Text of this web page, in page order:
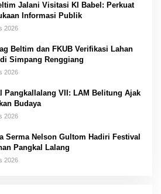
Jalani Visitasi KI Babel: Perkuat
Informasi Publik
2026
Beltim dan FKUB Verifikasi Lahan
Simpang Renggiang
2026
Pangkallalang VII: LAM Belitung Ajak
Budaya
2026
Serma Nelson Gultom Hadiri Festival
Pangkal Lalang
2026